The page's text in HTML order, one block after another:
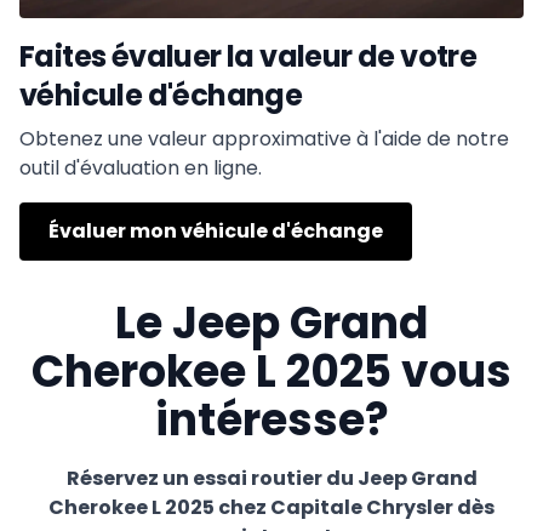
Faites évaluer la valeur de votre
véhicule d'échange
Obtenez une valeur approximative à l'aide de notre
outil d'évaluation en ligne.
Évaluer mon véhicule d'échange
Le Jeep Grand
Cherokee L 2025 vous
intéresse?
Réservez un essai routier du Jeep Grand
Cherokee L 2025 chez Capitale Chrysler dès